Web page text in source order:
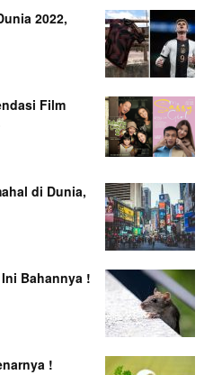
2022,
Film
di Dunia,
Bahannya !
!